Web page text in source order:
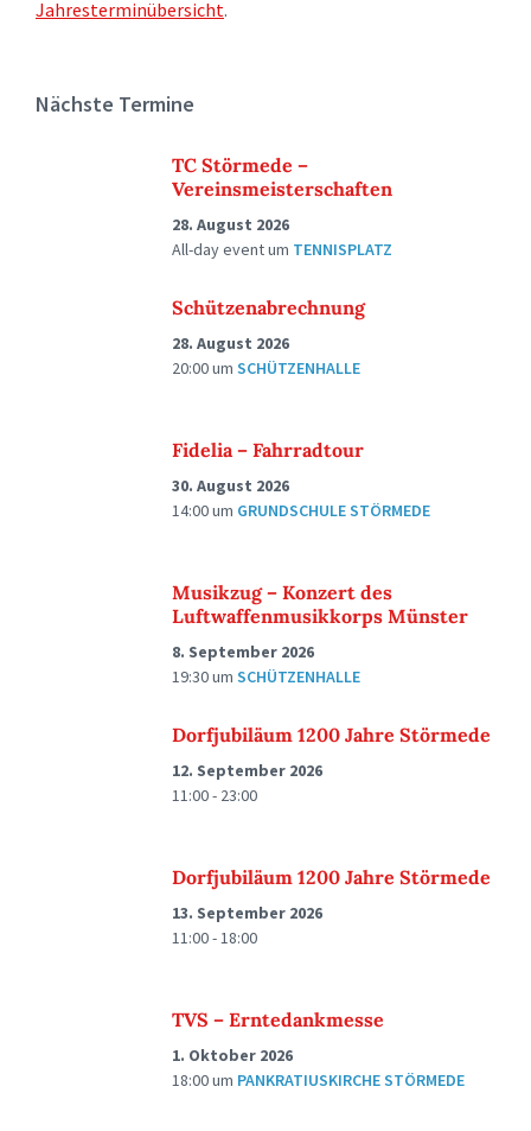
Jahresterminübersicht.
Nächste Termine
TC Störmede –
Vereinsmeisterschaften
28. August 2026
All-day eventum TENNISPLATZ
Schützenabrechnung
28. August 2026
20:00um SCHÜTZENHALLE
Fidelia – Fahrradtour
30. August 2026
14:00um GRUNDSCHULE STÖRMEDE
Musikzug – Konzert des
Luftwaffenmusikkorps Münster
8. September 2026
19:30um SCHÜTZENHALLE
Dorfjubiläum 1200 Jahre Störmede
12. September 2026
11:00 - 23:00
Dorfjubiläum 1200 Jahre Störmede
13. September 2026
11:00 - 18:00
TVS – Erntedankmesse
1. Oktober 2026
18:00um PANKRATIUSKIRCHE STÖRMEDE